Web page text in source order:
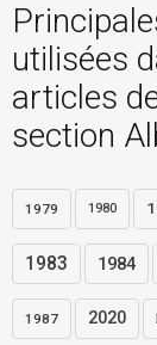
utilisées
articles
section
1979 1980
1983 1984
1987 2020